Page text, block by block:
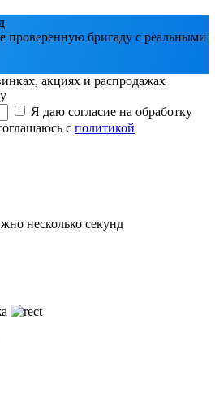
бригаду с реальными
акциях и распродажах
Я даю согласие на обработку
с политикой
несколько секунд